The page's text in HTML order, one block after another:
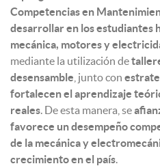
Competencias en
desarrollar en los estudiantes
mecánica, motores y
mediante la utilización de
desensamble , junto con
fortalecen el aprendizaje
reales. De esta manera, se
favorece un desempeño
de la mecánica y
crecimiento en el país.